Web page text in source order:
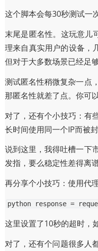
这个脚本会每30秒测试一
末尾是匿名性。这玩意儿
理来自真实用户的设备，
但对于大多数场景已经足够
测试匿名性稍微复杂一点
那匿名性就差了点。你可
对了，还有个小技巧：有
长时间使用同一个IP而被封
说到这里，我得吐槽一下
发指，要么稳定性差得离
再分享个小技巧：使用代
python response =
这里设置了10秒的超时，
对了，还有个问题很多人